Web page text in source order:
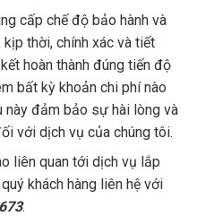
cấp chế độ bảo hành và
kịp thời, chính xác và tiết
hoàn thành đúng tiến độ
bất kỳ khoản chi phí nào
đảm bảo sự hài lòng và
với dịch vụ của chúng tôi.
liên quan tới dịch vụ lắp
khách hàng liên hệ với
.